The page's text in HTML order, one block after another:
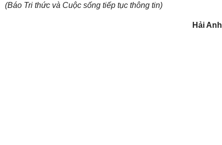
(Báo Tri thức và Cuộc sống tiếp tục thông tin)
Hải Anh